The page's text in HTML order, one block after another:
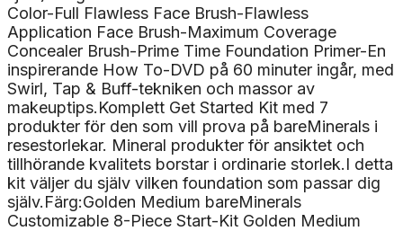
Color-Full Flawless Face Brush-Flawless
Application Face Brush-Maximum Coverage
Concealer Brush-Prime Time Foundation Primer-En
inspirerande How To-DVD på 60 minuter ingår, med
Swirl, Tap & Buff-tekniken och massor av
makeuptips.Komplett Get Started Kit med 7
produkter för den som vill prova på bareMinerals i
resestorlekar. Mineral produkter för ansiktet och
tillhörande kvalitets borstar i ordinarie storlek.I detta
kit väljer du själv vilken foundation som passar dig
själv.Färg:Golden Medium bareMinerals
Customizable 8-Piece Start-Kit Golden Medium